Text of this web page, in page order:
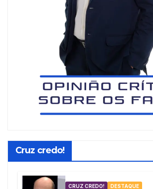
Cruz credo!
CRUZ CREDO! DESTAQUE